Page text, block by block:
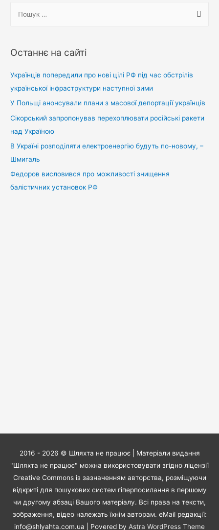
серцевим
лікарні…
у
:
Останнє на сайті
Українців попередили про нові цілі РФ під час обстрілів
української інфраструктури наступної зими
У Польщі анонсували плани з масової депортації українців
Сікорський запропонував перехоплювати російські ракети
над Україною
В Україні розподіляти електроенергію будуть по-новому, –
Шмигаль
Федоров висловився про можливості знищення
балістичних установок РФ
2016 - 2026 © Шляхта не працює| Матеріали видання
"Шляхта не працює" можна використовувати згідно ліцензії
Creative Commons із зазначенням авторства, розміщуючи
відкриті для пошукових систем гіперпосилання в першому
чи другому абзаці Вашого матеріалу. Всі права на тексти,
зображення, відео належать їхнім авторам. eMail редакції:
info@shlyahta.com.ua | Povered by Astra WordPress Theme